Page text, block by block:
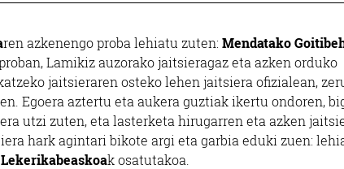
ren azkenengo proba lehiatu zuten: Mendatako
Lamikiz auzorako jaitsieragaz eta azken orduko
jaitsieraren osteko lehen jaitsiera ofizialean,
Egoera aztertu eta aukera guztiak ikertu ondoren,
utzi zuten, eta lasterketa hirugarren eta azken
hark agintari bikote argi eta garbia eduki zuen:
k osatutakoa.